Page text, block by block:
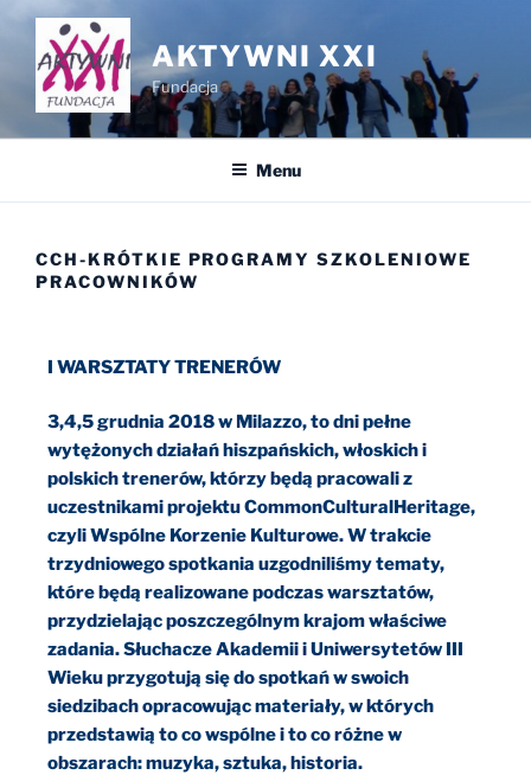
AKTYWNI XXI
Fundacja
Menu
CCH-KRÓTKIE PROGRAMY SZKOLENIOWE
PRACOWNIKÓW
I WARSZTATY TRENERÓW
3,4,5 grudnia 2018 w Milazzo, to dni pełne
wytężonych działań hiszpańskich, włoskich i
polskich trenerów, którzy będą pracowali z
uczestnikami projektu CommonCulturalHeritage,
czyli Wspólne Korzenie Kulturowe. W trakcie
trzydniowego spotkania uzgodniliśmy tematy,
które będą realizowane podczas warsztatów,
przydzielając poszczególnym krajom właściwe
zadania. Słuchacze Akademii i Uniwersytetów III
Wieku przygotują się do spotkań w swoich
siedzibach opracowując materiały, w których
przedstawią to co wspólne i to co różne w
obszarach: muzyka, sztuka, historia.